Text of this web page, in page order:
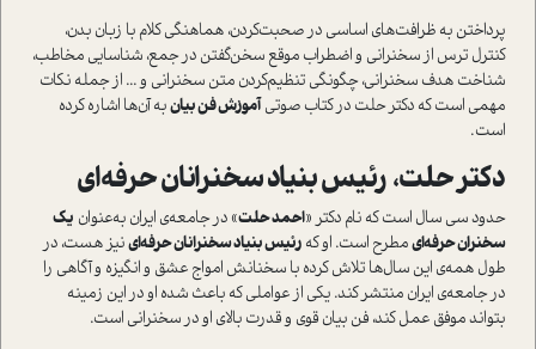
پرداختن به ظرافت‌هاي اساسي در صحبت‌کردن، هماهنگي کلام با زبان بدن،
کنترل ترس از سخنراني و اضطراب موقع سخن‌گفتن در جمع، شناسايي مخاطب،
شناخت هدف سخنراني، چگونگي تنظيم‌کردن متن سخنراني و ... از جمله نکات
مهمي است که دکتر حلت در کتاب صوتيآموزش فن بيانبه آن‌ها اشاره کرده
است.
دکتر حلت، رئيس بنياد سخنرانان حرفه‌اي
حدود سي سال است که نام دکتر «احمد حلت» در جامعه‌ي ايران به‌عنوان يک
سخنران حرفه‌ايمطرح است. او که رئيس بنياد سخنرانان حرفه‌اينيز هست، در
طول همه‌ي اين سال‌ها تلاش کرده با سخنانش امواج عشق و انگيزه و آگاهي را
در جامعه‌ي ايران منتشر کند. يکي از عواملي که باعث شده او در اين زمينه
بتواند موفق‌ عمل کند، فن بيان قوي و قدرت بالاي او در سخنراني است.